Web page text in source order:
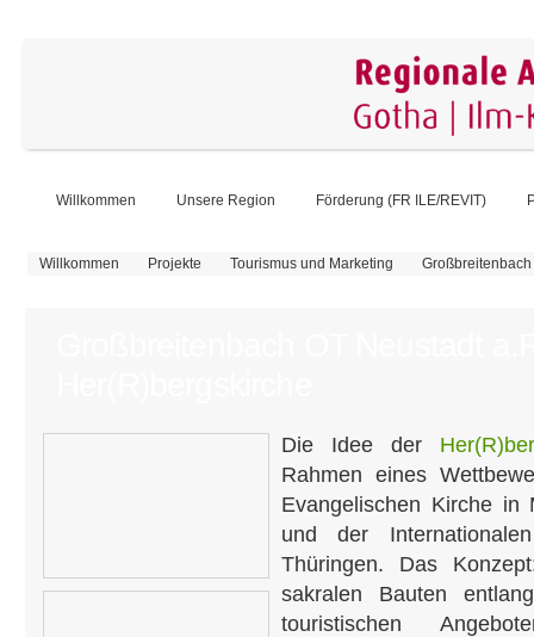
Willkommen Unsere Region Förderung (FR ILE/REVIT)
Sie sind hier
Willkommen Projekte Tourismus und Marketing
Die Idee der
Rahmen eines
Evangelischen Kirche in
und der
Thüringen. Das
sakralen Bauten
touristischen